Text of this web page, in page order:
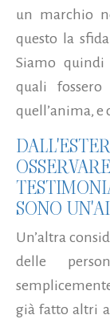
un marchio
questo la
Siamo quindi
quali
quell’anima, e
SONO
Un’altra
delle
già fatto altri